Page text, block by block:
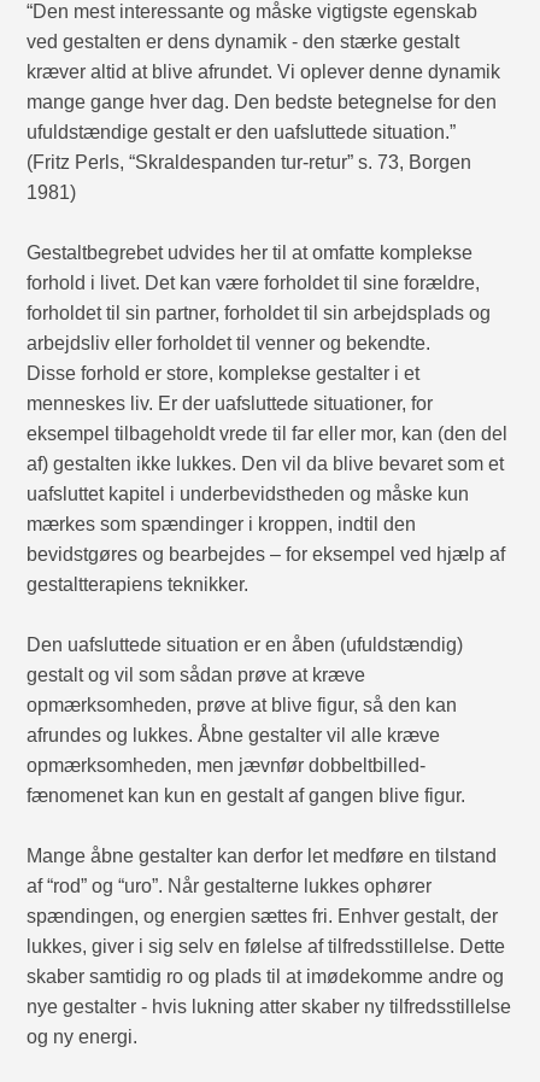
“Den mest interessante og måske vigtigste egenskab
ved gestalten er dens dynamik - den stærke gestalt
kræver altid at blive afrundet. Vi oplever denne dynamik
mange gange hver dag. Den bedste betegnelse for den
ufuldstændige gestalt er den uafsluttede situation.”
(Fritz Perls, “Skraldespanden tur-retur” s. 73, Borgen
1981)
Gestaltbegrebet udvides her til at omfatte komplekse
forhold i livet. Det kan være forholdet til sine forældre,
forholdet til sin partner, forholdet til sin arbejdsplads og
arbejdsliv eller forholdet til venner og bekendte.
Disse forhold er store, komplekse gestalter i et
menneskes liv. Er der uafsluttede situationer, for
eksempel tilbageholdt vrede til far eller mor, kan (den del
af) gestalten ikke lukkes. Den vil da blive bevaret som et
uafsluttet kapitel i underbevidstheden og måske kun
mærkes som spændinger i kroppen, indtil den
bevidstgøres og bearbejdes – for eksempel ved hjælp af
gestaltterapiens teknikker.
Den uafsluttede situation er en åben (ufuldstændig)
gestalt og vil som sådan prøve at kræve
opmærksomheden, prøve at blive figur, så den kan
afrundes og lukkes. Åbne gestalter vil alle kræve
opmærksomheden, men jævnfør dobbeltbilled-
fænomenet kan kun en gestalt af gangen blive figur.
Mange åbne gestalter kan derfor let medføre en tilstand
af “rod” og “uro”. Når gestalterne lukkes ophører
spændingen, og energien sættes fri. Enhver gestalt, der
lukkes, giver i sig selv en følelse af tilfredsstillelse. Dette
skaber samtidig ro og plads til at imødekomme andre og
nye gestalter - hvis lukning atter skaber ny tilfredsstillelse
og ny energi.